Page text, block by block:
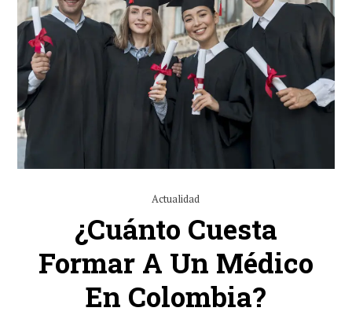
Actualidad
¿Cuánto Cuesta
Formar A Un Médico
En Colombia?